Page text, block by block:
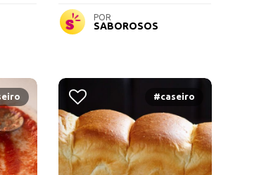
POR
SABOROSOS
#caseiro